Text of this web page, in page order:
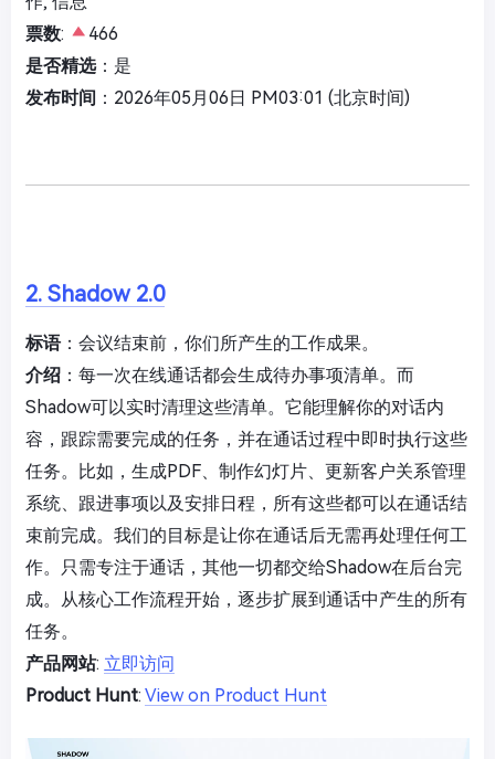
票数:
466
是否精选：是
发布时间 ：2026年05月06日 PM03:01 (北京时间)
2. Shadow 2.0
标语：会议结束前，你们所产生的工作成果。
介绍 ：每一次在线通话都会生成待办事项清单。而
Shadow可以实时清理这些清单。它能理解你的对话内
容，跟踪需要完成的任务，并在通话过程中即时执行这些
任务。比如，生成PDF、制作幻灯片、更新客户关系管理
系统、跟进事项以及安排日程，所有这些都可以在通话结
束前完成。我们的目标是让你在通话后无需再处理任何工
作。只需专注于通话，其他一切都交给Shadow在后台完
成。从核心工作流程开始，逐步扩展到通话中产生的所有
任务。
产品网站: 立即访问
Product Hunt: View on Product Hunt